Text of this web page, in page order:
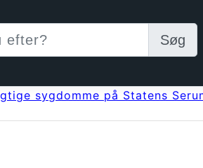
Søg
sygdomme på Statens